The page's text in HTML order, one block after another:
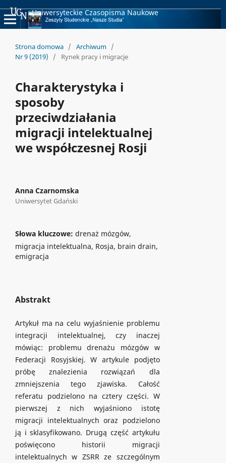
Uniwersyteckie Czasopisma Naukowe
Strona domowa / Archiwum /
Nr 9 (2019)
/ Rynek pracy i migracje
Charakterystyka i
sposoby
przeciwdziałania
migracji intelektualnej
we współczesnej Rosji
Anna Czarnomska
Uniwersytet Gdański
Słowa kluczowe: drenaż mózgów,
migracja intelektualna, Rosja, brain drain,
emigracja
Abstrakt
Artykuł ma na celu wyjaśnienie problemu
integracji intelektualnej, czy inaczej
mówiąc: problemu drenażu mózgów w
Federacji Rosyjskiej. W artykule podjęto
próbę znalezienia rozwiązań dla
zmniejszenia tego zjawiska. Całość
referatu podzielono na cztery części. W
pierwszej z nich wyjaśniono istotę
migracji intelektualnych oraz podzielono
ją i sklasyfikowano. Drugą część artykułu
poświęcono historii migracji
intelektualnych w ZSRR ze szczególnym